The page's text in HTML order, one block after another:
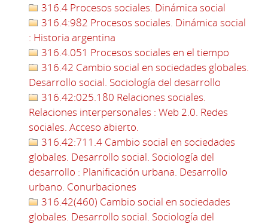
316.4 Procesos sociales. Dinámica social
316.4:982 Procesos sociales. Dinámica social
: Historia argentina
316.4.051 Procesos sociales en el tiempo
316.42 Cambio social en sociedades globales.
Desarrollo social. Sociología del desarrollo
316.42:025.180 Relaciones sociales.
Relaciones interpersonales : Web 2.0. Redes
sociales. Acceso abierto.
316.42:711.4 Cambio social en sociedades
globales. Desarrollo social. Sociología del
desarrollo : Planificación urbana. Desarrollo
urbano. Conurbaciones
316.42(460) Cambio social en sociedades
globales. Desarrollo social. Sociología del